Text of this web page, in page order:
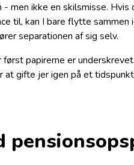
men ikke en skilsmisse. Hvis
til, kan I bare flytte sammen
separationen af sig selv.
papirerne er
gifte jer igen på et